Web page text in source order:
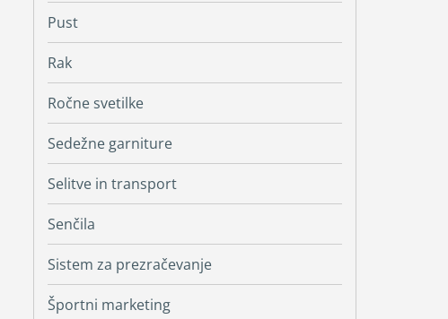
Pust
Rak
Ročne svetilke
Sedežne garniture
Selitve in transport
Senčila
Sistem za prezračevanje
Športni marketing